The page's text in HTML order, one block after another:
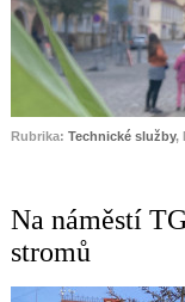
Rubrika: Technické služby,
Na náměstí
stromů